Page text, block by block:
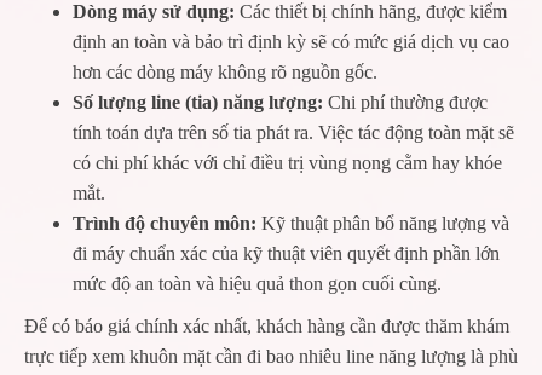
Dòng máy sử dụng: Các thiết bị chính hãng, được kiểm
định an toàn và bảo trì định kỳ sẽ có mức giá dịch vụ cao
hơn các dòng máy không rõ nguồn gốc.
Số lượng line (tia) năng lượng: Chi phí thường được
tính toán dựa trên số tia phát ra. Việc tác động toàn mặt sẽ
có chi phí khác với chỉ điều trị vùng nọng cằm hay khóe
mắt.
Trình độ chuyên môn: Kỹ thuật phân bổ năng lượng và
đi máy chuẩn xác của kỹ thuật viên quyết định phần lớn
mức độ an toàn và hiệu quả thon gọn cuối cùng.
Để có báo giá chính xác nhất, khách hàng cần được thăm khám
trực tiếp xem khuôn mặt cần đi bao nhiêu line năng lượng là phù